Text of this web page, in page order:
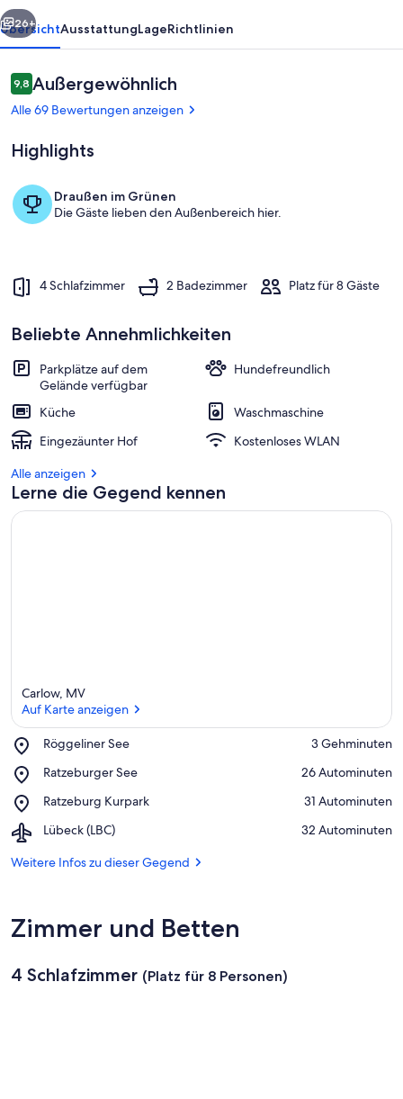
Eingangsbereich
Weiter
26+
ÜbersichtAusstattungLageRichtlinien
Bewertungen
9,89,8 von 10.
Außergewöhnlich
Alle 69 Bewertungen anzeigen
Highlights
Draußen im Grünen
Die Gäste lieben den Außenbereich hier.
4 Schlafzimmer 2 Badezimmer Platz für 8 Gäste
Beliebte Annehmlichkeiten
Parkplätze auf dem
Gelände verfügbar
Hundefreundlich
Küche
Waschmaschine
Eingezäunter Hof
Kostenloses WLAN
Alle anzeigen
Lerne die Gegend kennen
Carlow, MV
Auf Karte anzeigen
Röggeliner See
Place,
See
‪3 Gehminuten‬
Ratzeburger See
Place,
See
‪26 Autominuten‬
Ratzeburg Kurpark
Place,
Kurpark
‪31 Autominuten‬
Lübeck (LBC)
Airport,
(LBC)
‪32 Autominuten‬
Weitere Infos zu dieser Gegend
Zimmer und Betten
4 Schlafzimmer (Platz für 8 Personen)